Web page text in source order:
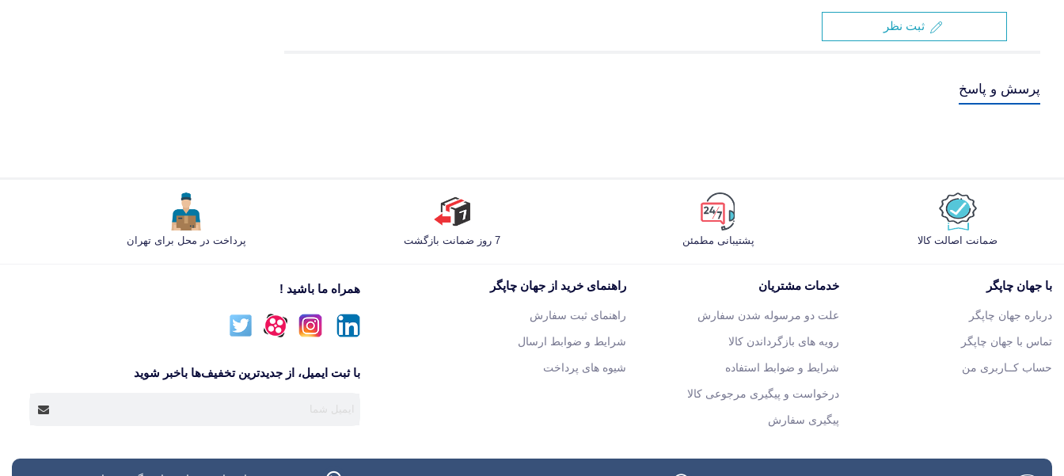
ثبت نظر
پرسش و پاسخ
ضمانت اصالت کالا پشتیبانی مطمئن 7 روز ضمانت بازگشت پرداخت در محل برای تهران
با جهان چاپگر
درباره جهان چاپگر
تماس با جهان چاپگر
حساب کــاربری من
خدمات مشتریان
علت دو مرسوله شدن سفارش
رویه های بازگرداندن کالا
شرایط و ضوابط استفاده
درخواست و پیگیری مرجوعی کالا
پیگیری سفارش
راهنمای خرید از جهان چاپگر
راهنمای ثبت سفارش
شرایط و ضوابط ارسال
شیوه های پرداخت
همراه ما باشید !
با ثبت ایمیل، از جدید‌ترین تخفیف‌ها با‌خبر شوید